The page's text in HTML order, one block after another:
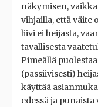
näkymisen,
vihjailla, että väite
liivi ei heijasta,
tavallisesta
Pimeällä
(passiivisesti)
käyttää
edessä ja